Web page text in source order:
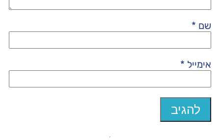
שם *
אימייל *